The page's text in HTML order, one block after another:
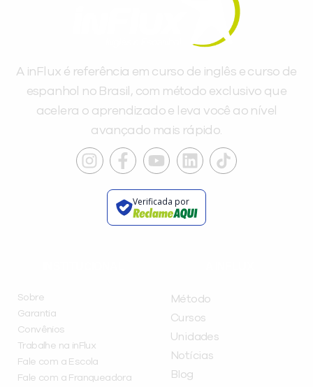
A inFlux é referência em curso de inglês e curso de
espanhol no Brasil, com método exclusivo que
acelera o aprendizado e leva você ao nível
avançado mais rápido.
Verificada por
Sobre
Garantia
Convênios
Trabalhe na inFlux
Fale com a Escola
Fale com a Franqueadora
Método
Cursos
Unidades
Notícias
Blog